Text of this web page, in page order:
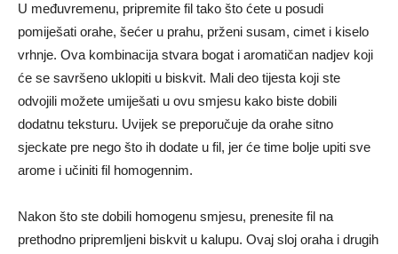
U međuvremenu, pripremite fil tako što ćete u posudi
pomiješati orahe, šećer u prahu, prženi susam, cimet i kiselo
vrhnje. Ova kombinacija stvara bogat i aromatičan nadjev koji
će se savršeno uklopiti u biskvit. Mali deo tijesta koji ste
odvojili možete umiješati u ovu smjesu kako biste dobili
dodatnu teksturu. Uvijek se preporučuje da orahe sitno
sjeckate pre nego što ih dodate u fil, jer će time bolje upiti sve
arome i učiniti fil homogennim.
Nakon što ste dobili homogenu smjesu, prenesite fil na
prethodno pripremljeni biskvit u kalupu. Ovaj sloj oraha i drugih